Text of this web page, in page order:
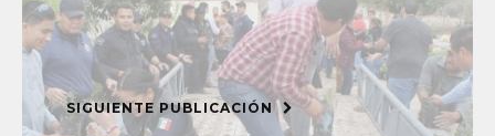
SIGUIENTE PUBLICACIÓN